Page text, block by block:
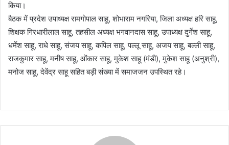
किया।
बैठक में प्रदेश उपाध्यक्ष रामगोपाल साहू, शोभाराम नगरिया, जिला अध्यक्ष हरि साहू,
शिक्षक गिरधारीलाल साहू, तहसील अध्यक्ष भगवानदास साहू, उपाध्यक्ष दुर्गेश साहू,
धर्मेश साहू, राधे साहू, संजय साहू, कपिल साहू, पल्लू साहू, अजय साहू, बल्ली साहू,
राजकुमार साहू, मनीष साहू, ओंकार साहू, मुकेश साहू (मंडी), मुकेश साहू (अनुश्री),
मनोज साहू, देवेंद्र साहू सहित बड़ी संख्या में समाजजन उपस्थित रहे।